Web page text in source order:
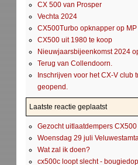
CX 500 van Prosper
Vechta 2024
CX500Turbo opknapper op MP
CX500 uit 1980 te koop
Nieuwjaarsbijeenkomst 2024
Terug van Collendoorn.
Inschrijven voor het CX-V club
geopend.
Laatste reactie geplaatst
Gezocht uitlaatdempers
Woensdag 29 juli
Wat zal ik doen?
cx500c loopt slecht -